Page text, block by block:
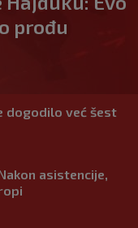
prođu
dogodilo već šest
asistencije,